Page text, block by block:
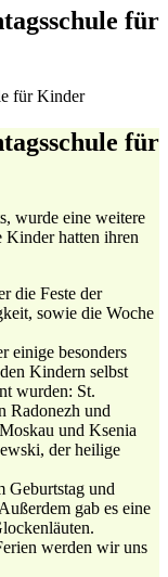
für
für Kinder
für
wurde eine weitere
hatten ihren
die Feste der
sowie die Woche
einige besonders
Kindern selbst
wurden: St.
Radonezh und
und Ksenia
der heilige
Geburtstag und
gab es eine
werden wir uns